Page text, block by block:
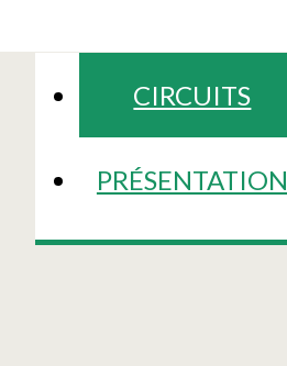
CIRCUITS
PRÉSENTATION